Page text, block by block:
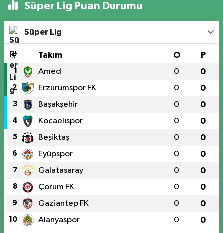
Süper Lig Puan Durumu
Süper Lig
# Takım O P
1 Amed 0 0
2 Erzurumspor FK 0 0
3 Başakşehir 0 0
4 Kocaelispor 0 0
5 Beşiktaş 0 0
6 Eyüpspor 0 0
7 Galatasaray 0 0
8 Çorum FK 0 0
9 Gaziantep FK 0 0
10 Alanyaspor 0 0